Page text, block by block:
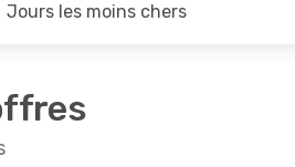
Jours les moins chers